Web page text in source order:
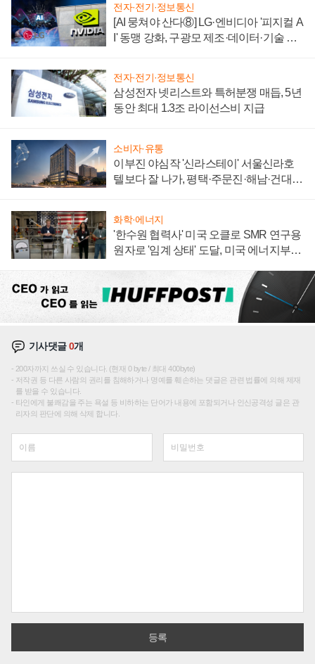
전자·전기·정보통신
[AI 뭉쳐야 산다⑧] LG·엔비디아 '피지컬 A
I' 동맹 강화, 구광모 제조·데이터·기술 결
전자·전기·정보통신
삼성전자 넷리스트와 특허분쟁 매듭, 5년
동안 최대 1.3조 라이선스비 지급
소비자·유통
이부진 야심작 '신라스테이' 서울신라호
텔보다 잘 나가, 평택·주문진·해남·건대로
화학·에너지
'한수원 협력사' 미국 오클로 SMR 연구용
원자로 '임계 상태' 도달, 미국 에너지부
기사댓글0개
200자까지 쓰실 수 있습니다. (현재 0 byte / 최대 400byte)
저작권 등 다른 사람의 권리를 침해하거나 명예를 훼손하는 댓글은 관련 법률에 의해 제재
를 받을 수 있습니다.
타인에게 불쾌감을 주는 욕설 등 비하하는 단어가 내용에 포함되거나 인신공격성 글은 관
리자의 판단에 의해 삭제 합니다.